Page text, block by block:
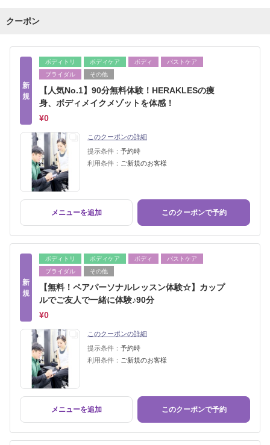
クーポン
新
規
ボディトリ ボディケア ボディ
バストケア
ブライダル
その他
【人気No.1】90分無料体験！HERAKLESの痩
身、ボディメイクメゾットを体感！
¥0
このクーポンの詳細
提示条件： 予約時
利用条件： ご新規のお客様
メニューを追加 このクーポンで予約
新
規
ボディトリ ボディケア ボディ
バストケア
ブライダル
その他
【無料！ペアパーソナルレッスン体験☆】カップ
ルでご友人で一緒に体験♪90分
¥0
このクーポンの詳細
提示条件： 予約時
利用条件： ご新規のお客様
メニューを追加 このクーポンで予約